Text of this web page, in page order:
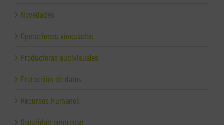
Novedades
Operaciones vinculadas
Productoras audivisuales
Protección de datos
Recursos Humanos
Seguridad empresas